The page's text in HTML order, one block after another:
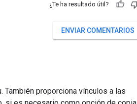
¿Te ha resultado útil?
ENVIAR COMENTARIOS
También proporciona vínculos a las